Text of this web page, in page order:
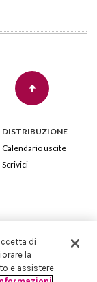
DISTRIBUZIONE
Calendario uscite
Scrivici
84 - 20135 Milano
Sociale 258.250 €
di
la
e assistere